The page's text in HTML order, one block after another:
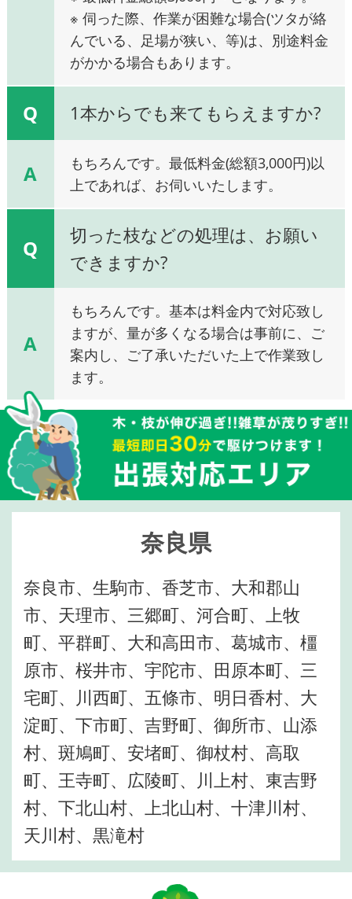
※ 伺った際、作業が困難な場合(ツタが絡
んでいる、足場が狭い、等)は、別途料金
がかかる場合もあります。
Q 1本からでも来てもらえますか?
A
もちろんです。最低料金(総額3,000円)以
上であれば、お伺いいたします。
Q
切った枝などの処理は、お願い
できますか?
A
もちろんです。基本は料金内で対応致し
ますが、量が多くなる場合は事前に、ご
案内し、ご了承いただいた上で作業致し
ます。
奈良県
奈良市、生駒市、香芝市、大和郡山
市、天理市、三郷町、河合町、上牧
町、平群町、大和高田市、葛城市、橿
原市、桜井市、宇陀市、田原本町、三
宅町、川西町、五條市、明日香村、大
淀町、下市町、吉野町、御所市、山添
村、斑鳩町、安堵町、御杖村、高取
町、王寺町、広陵町、川上村、東吉野
村、下北山村、上北山村、十津川村、
天川村、黒滝村